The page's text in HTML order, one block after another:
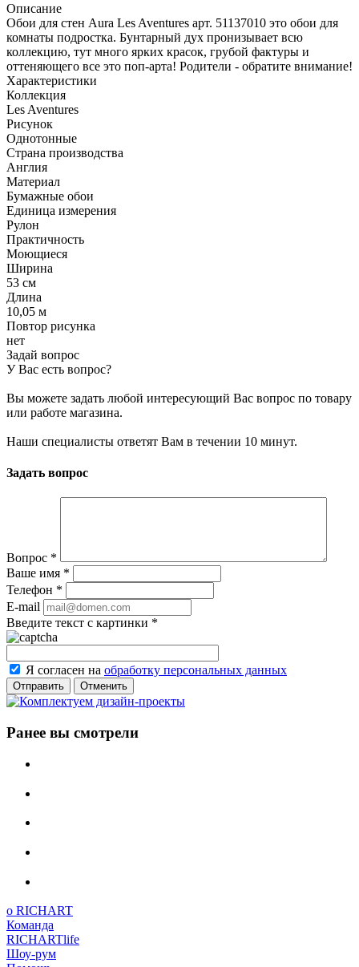
Описание
Обои для стен Aura Les Aventures арт. 51137010 это обои для
комнаты подростка. Бунтарный дух пронизывает всю
коллекцию, тут много ярких красок, грубой фактуры и
оттеняющего все это поп-арта! Родители - обратите внимание!
Характеристики
Коллекция
Les Aventures
Рисунок
Однотонные
Страна производства
Англия
Материал
Бумажные обои
Единица измерения
Рулон
Практичность
Моющиеся
Ширина
53 см
Длина
10,05 м
Повтор рисунка
нет
Задай вопрос
У Вас есть вопрос?
Вы можете задать любой интересующий Вас вопрос по товару
или работе магазина.
Наши специалисты ответят Вам в течении 10 минут.
Задать вопрос
Вопрос *
Ваше имя *
Телефон *
E-mail
Введите текст с картинки *
Я согласен на обработку персональных данных
Отменить
Ранее вы смотрели
о RICHART
Команда
RICHARTlife
Шоу-рум